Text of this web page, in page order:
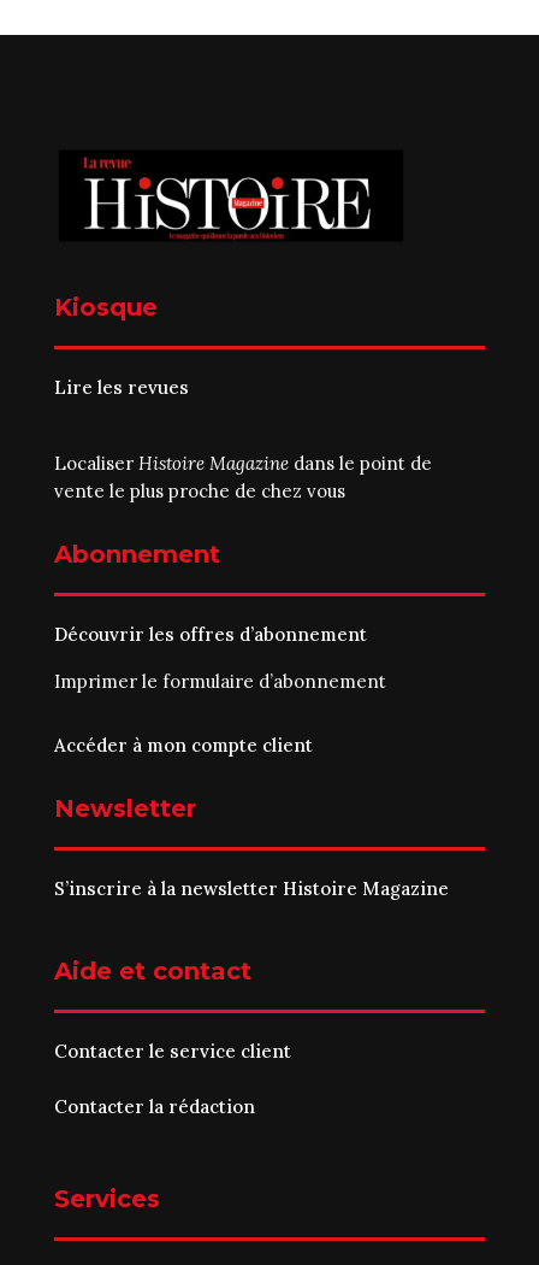
Kiosque
Lire les revues
Localiser Histoire Magazinedans le point de
vente le plus proche de chez vous
Abonnement
Découvrir les offres d’abonnement
Imprimer le formulaire d’abonnement
Accéder à mon compte client
Newsletter
S’inscrire à la newsletter Histoire Magazine
Aide et contact
Contacter le service client
Contacter la rédaction
Services